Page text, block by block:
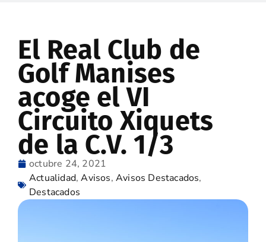
El Real Club de
Golf Manises
acoge el VI
Circuito Xiquets
de la C.V. 1/3
octubre 24, 2021
Actualidad,Avisos,Avisos Destacados,
Destacados